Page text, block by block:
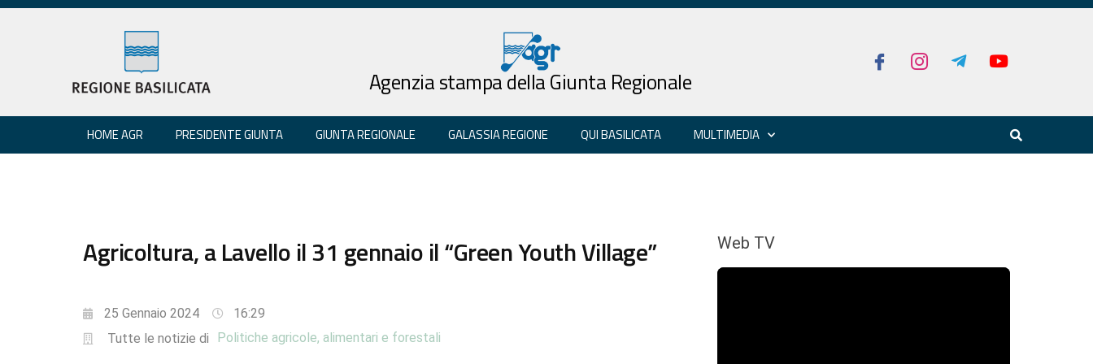
Agenzia stampa della Giunta Regionale
HOME AGR PRESIDENTE GIUNTA GIUNTA REGIONALE GALASSIA REGIONE QUI BASILICATA MULTIMEDIA
Agricoltura, a Lavello il 31 gennaio il “Green Youth Village”
25 Gennaio 2024
16:29
Tutte le notizie di
Politiche agricole, alimentari e forestali
Web TV